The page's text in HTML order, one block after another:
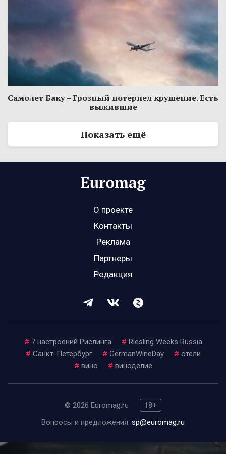
Самолет Баку – Грозный потерпел крушение. Есть
выжившие
Показать ещё
О проекте
Контакты
Реклама
Партнеры
Редакция
# 7 настроений Рислинга # Riesling Weeks Russia
# Санкт-Петербург # GermanWineDay # отели
# вино # виноделие
© 2026 Euromag.ru
18+
Вопросы и предложения: sp@euromag.ru